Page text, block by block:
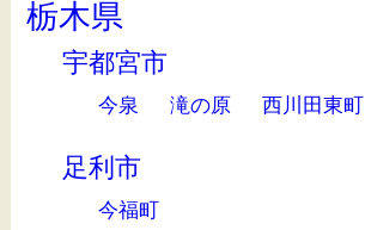
栃木県
宇都宮市
今泉 滝の原 西川田東町
足利市
今福町